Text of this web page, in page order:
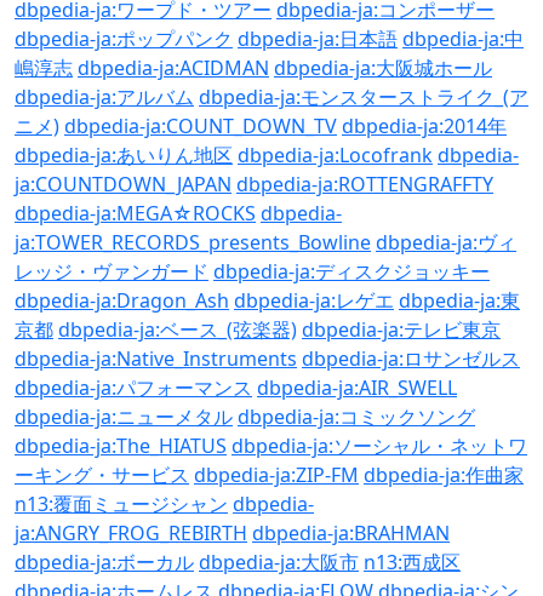
dbpedia-ja:ワープド・ツアー dbpedia-ja:コンポーザー
dbpedia-ja:ポップパンク dbpedia-ja:日本語dbpedia-ja:中
嶋淳志dbpedia-ja:ACIDMAN dbpedia-ja:大阪城ホール
dbpedia-ja:アルバム dbpedia-ja:モンスターストライク_(ア
ニメ)dbpedia-ja:COUNT_DOWN_TVdbpedia-ja:2014年
dbpedia-ja:あいりん地区 dbpedia-ja:Locofrankdbpedia-
ja:COUNTDOWN_JAPAN dbpedia-ja:ROTTENGRAFFTY
dbpedia-ja:MEGA☆ROCKS dbpedia-
ja:TOWER_RECORDS_presents_Bowlinedbpedia-ja:ヴィ
レッジ・ヴァンガード dbpedia-ja:ディスクジョッキー
dbpedia-ja:Dragon_Ash dbpedia-ja:レゲエ dbpedia-ja:東
京都dbpedia-ja:ベース_(弦楽器)dbpedia-ja:テレビ東京
dbpedia-ja:Native_Instruments dbpedia-ja:ロサンゼルス
dbpedia-ja:パフォーマンス dbpedia-ja:AIR_SWELL
dbpedia-ja:ニューメタルdbpedia-ja:コミックソング
dbpedia-ja:The_HIATUS dbpedia-ja:ソーシャル・ネットワ
ーキング・サービス dbpedia-ja:ZIP-FM dbpedia-ja:作曲家
n13:覆面ミュージシャン dbpedia-
ja:ANGRY_FROG_REBIRTH dbpedia-ja:BRAHMAN
dbpedia-ja:ボーカルdbpedia-ja:大阪市 n13:西成区